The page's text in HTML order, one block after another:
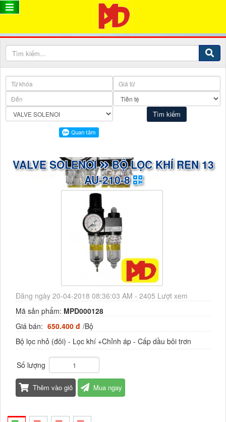
VALVE SOLENOI BỘ LỌC KHÍ REN 13
AU-210-8
Đăng ngày 20-04-2018 08:36:03 AM - 2405 Lượt xem
Mã sản phẩm: MPD000128
Giá bán: 650.400 đ /Bộ
Bộ lọc nhỏ (đôi) - Lọc khí +Chỉnh áp - Cấp dầu bôi trơn
Số lượng
Thêm vào giỏ Mua ngay